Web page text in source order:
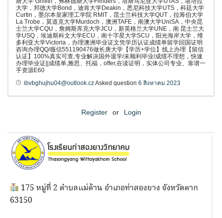
大学，邦德大学Bond，迪肯大学Deakin，悉尼科技大学UTS，科廷大学
Curtin，墨尔本皇家理工学院 RMIT，昆士兰科技大学QUT，拉筹伯大学
La Trobe，莫道克大学Murdoch，澳洲TAFE，南澳大学UniSA，中央昆
士兰大学CQU，詹姆斯库克大学JCU，新英格兰大学UNE，南 昆士兰大
学USQ，埃迪斯科文大学ECU，南十字星大学SCU，阳光海岸大学，维
多利亚大学Victoria，办理澳洲毕业证文凭学历认证成绩单留学回国证明
咨询办理QQ/薇信551190476做长庚大学【学历+学位】线上办理【留信
认证】100%真实可查,专业解决国外退学/未顺利毕业/成绩不理想，快速
办理毕业证||成绩单,雅思、托福，offer,在读证明，实体公司专业、靠谱一
手资源E60
ibvbghujhu04@outlook.czAsked question 6 สิงหาคม 2023
Register or Login
175 หมู่ที่ 2 ตำบลแม่ต้าน อำเภอท่าสองยาง จังหวัดตาก
63150